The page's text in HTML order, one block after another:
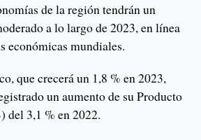
de la región tendrán un
a lo largo de 2023, en línea
económicas mundiales.
que crecerá un 1,8 % en 2023,
un aumento de su Producto
3,1 % en 2022.